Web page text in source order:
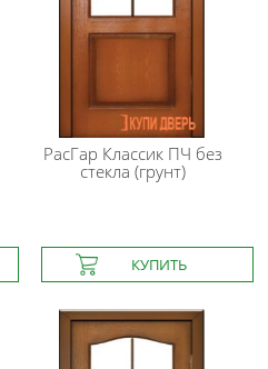
РасГар Классик ПЧ без
стекла (грунт)